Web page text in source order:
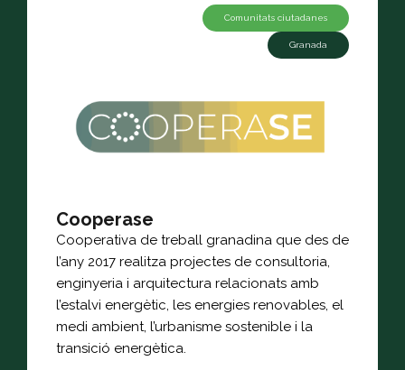
Comunitats ciutadanes
Granada
Cooperase
Cooperativa de treball granadina que des de
l’any 2017 realitza projectes de consultoria,
enginyeria i arquitectura relacionats amb
l’estalvi energètic, les energies renovables, el
medi ambient, l’urbanisme sostenible i la
transició energètica.